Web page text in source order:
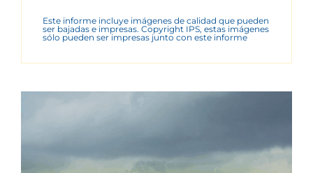
Este informe incluye imágenes de calidad que pueden
ser bajadas e impresas. Copyright IPS, estas imágenes
sólo pueden ser impresas junto con este informe